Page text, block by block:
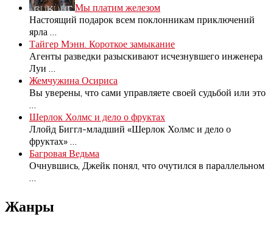
Мы платим железом
Настоящий подарок всем поклонникам приключений
ярла
Тайгер Мэнн. Короткое замыкание
Агенты разведки разыскивают исчезнувшего инженера
Луи
Жемчужина Осириса
Вы уверены, что сами управляете своей судьбой или это
Шерлок Холмс и дело о фруктах
Ллойд Биггл-младший «Шерлок Холмс и дело о
фруктах»
Багровая Ведьма
Очнувшись, Джейк понял, что очутился в параллельном
Жанры